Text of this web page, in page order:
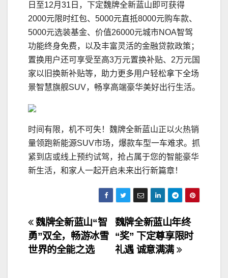
日至12月31日，下定魏牌全新蓝山即可获得
2000元限时红包、5000元直抵8000元购车款、
5000元选装基金、价值26000元城市NOA智驾
功能终身免费，以及丰富灵活的金融贷款政策；
置换用户还可享受至高3万元置换补贴、2万元国
家以旧换新补贴等，助力更多用户轻松拿下全场
景智慧旗舰SUV，畅享高端豪华美好出行生活。
时间有限，机不可失！魏牌全新蓝山正以火热销
量领跑新能源SUV市场，爆款车型一车难求。抓
紧到店或线上预约试驾，抢占属于您的智能豪华
新生活，和家人一起开启未来出行新篇章！
文
章
魏牌全新蓝山年终
“奖” 下定尊享限时
礼遇 诚意满满
魏牌全新蓝山“智
勇”双全，畅游冰雪
世界的全能之选